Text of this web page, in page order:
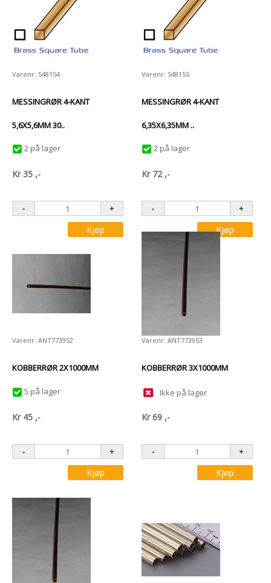
Varenr: 548154
MESSINGRØR 4-KANT
5,6X5,6MM 30..
2 på lager
Kr35 ,-
Kjøp
Varenr: 548155
MESSINGRØR 4-KANT
6,35X6,35MM ..
2 på lager
Kr 72 ,-
Kjøp
Varenr: ANT773952
KOBBERRØR 2X1000MM
5 på lager
Kr 45 ,-
Kjøp
Varenr: ANT773953
KOBBERRØR 3X1000MM
Ikke på lager
Kr69 ,-
Kjøp